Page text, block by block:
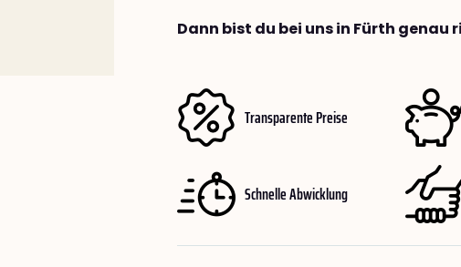
Dann bist du bei uns in Fürth genau
Transparente Preise
Schnelle Abwicklung